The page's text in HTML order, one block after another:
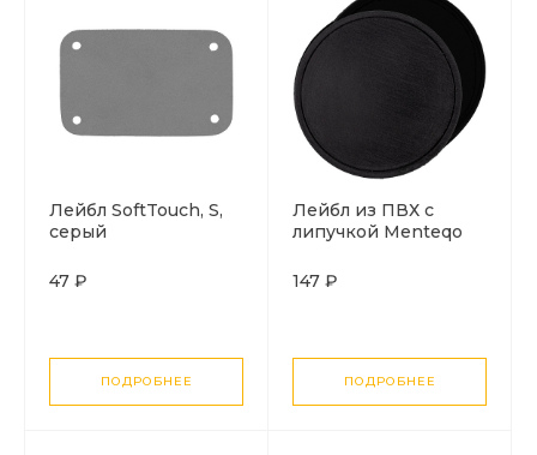
Лейбл SoftTouch, S,
серый
47 ₽
ПОДРОБНЕЕ
Лейбл из ПВХ с
липучкой Menteqo
147 ₽
ПОДРОБНЕЕ